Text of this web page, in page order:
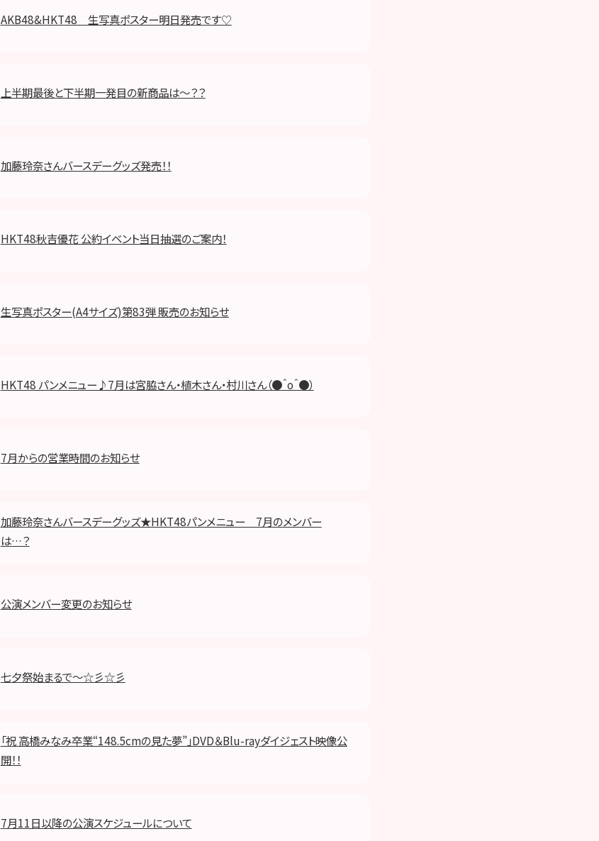
AKB48&HKT48 生写真ポスター明日発売です♡
上半期最後と下半期一発目の新商品は～？？
加藤玲奈さんバースデーグッズ発売！！
HKT48秋吉優花 公約イベント当日抽選のご案内！
生写真ポスター(A4サイズ)第83弾 販売のお知らせ
HKT48 パンメニュー♪7月は宮脇さん・植木さん・村川さん（●＾o＾●）
7月からの営業時間のお知らせ
加藤玲奈さんバースデーグッズ★HKT48パンメニュー 7月のメンバー
は…？
公演メンバー変更のお知らせ
七夕祭始まるで～☆彡☆彡
「祝 高橋みなみ卒業“148.5cmの見た夢”」DVD＆Blu-rayダイジェスト映像公
開！！
7月11日以降の公演スケジュールについて